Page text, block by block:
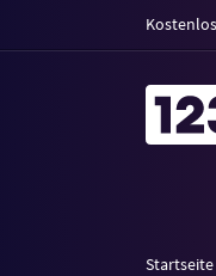
Startseite